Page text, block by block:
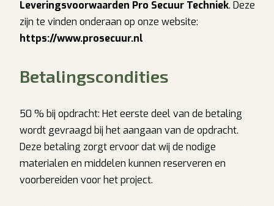
Leveringsvoorwaarden Pro Secuur Techniek. Deze
zijn te vinden onderaan op onze website:
https://www.prosecuur.nl
Betalingscondities
50 % bij opdracht: Het eerste deel van de betaling
wordt gevraagd bij het aangaan van de opdracht.
Deze betaling zorgt ervoor dat wij de nodige
materialen en middelen kunnen reserveren en
voorbereiden voor het project.